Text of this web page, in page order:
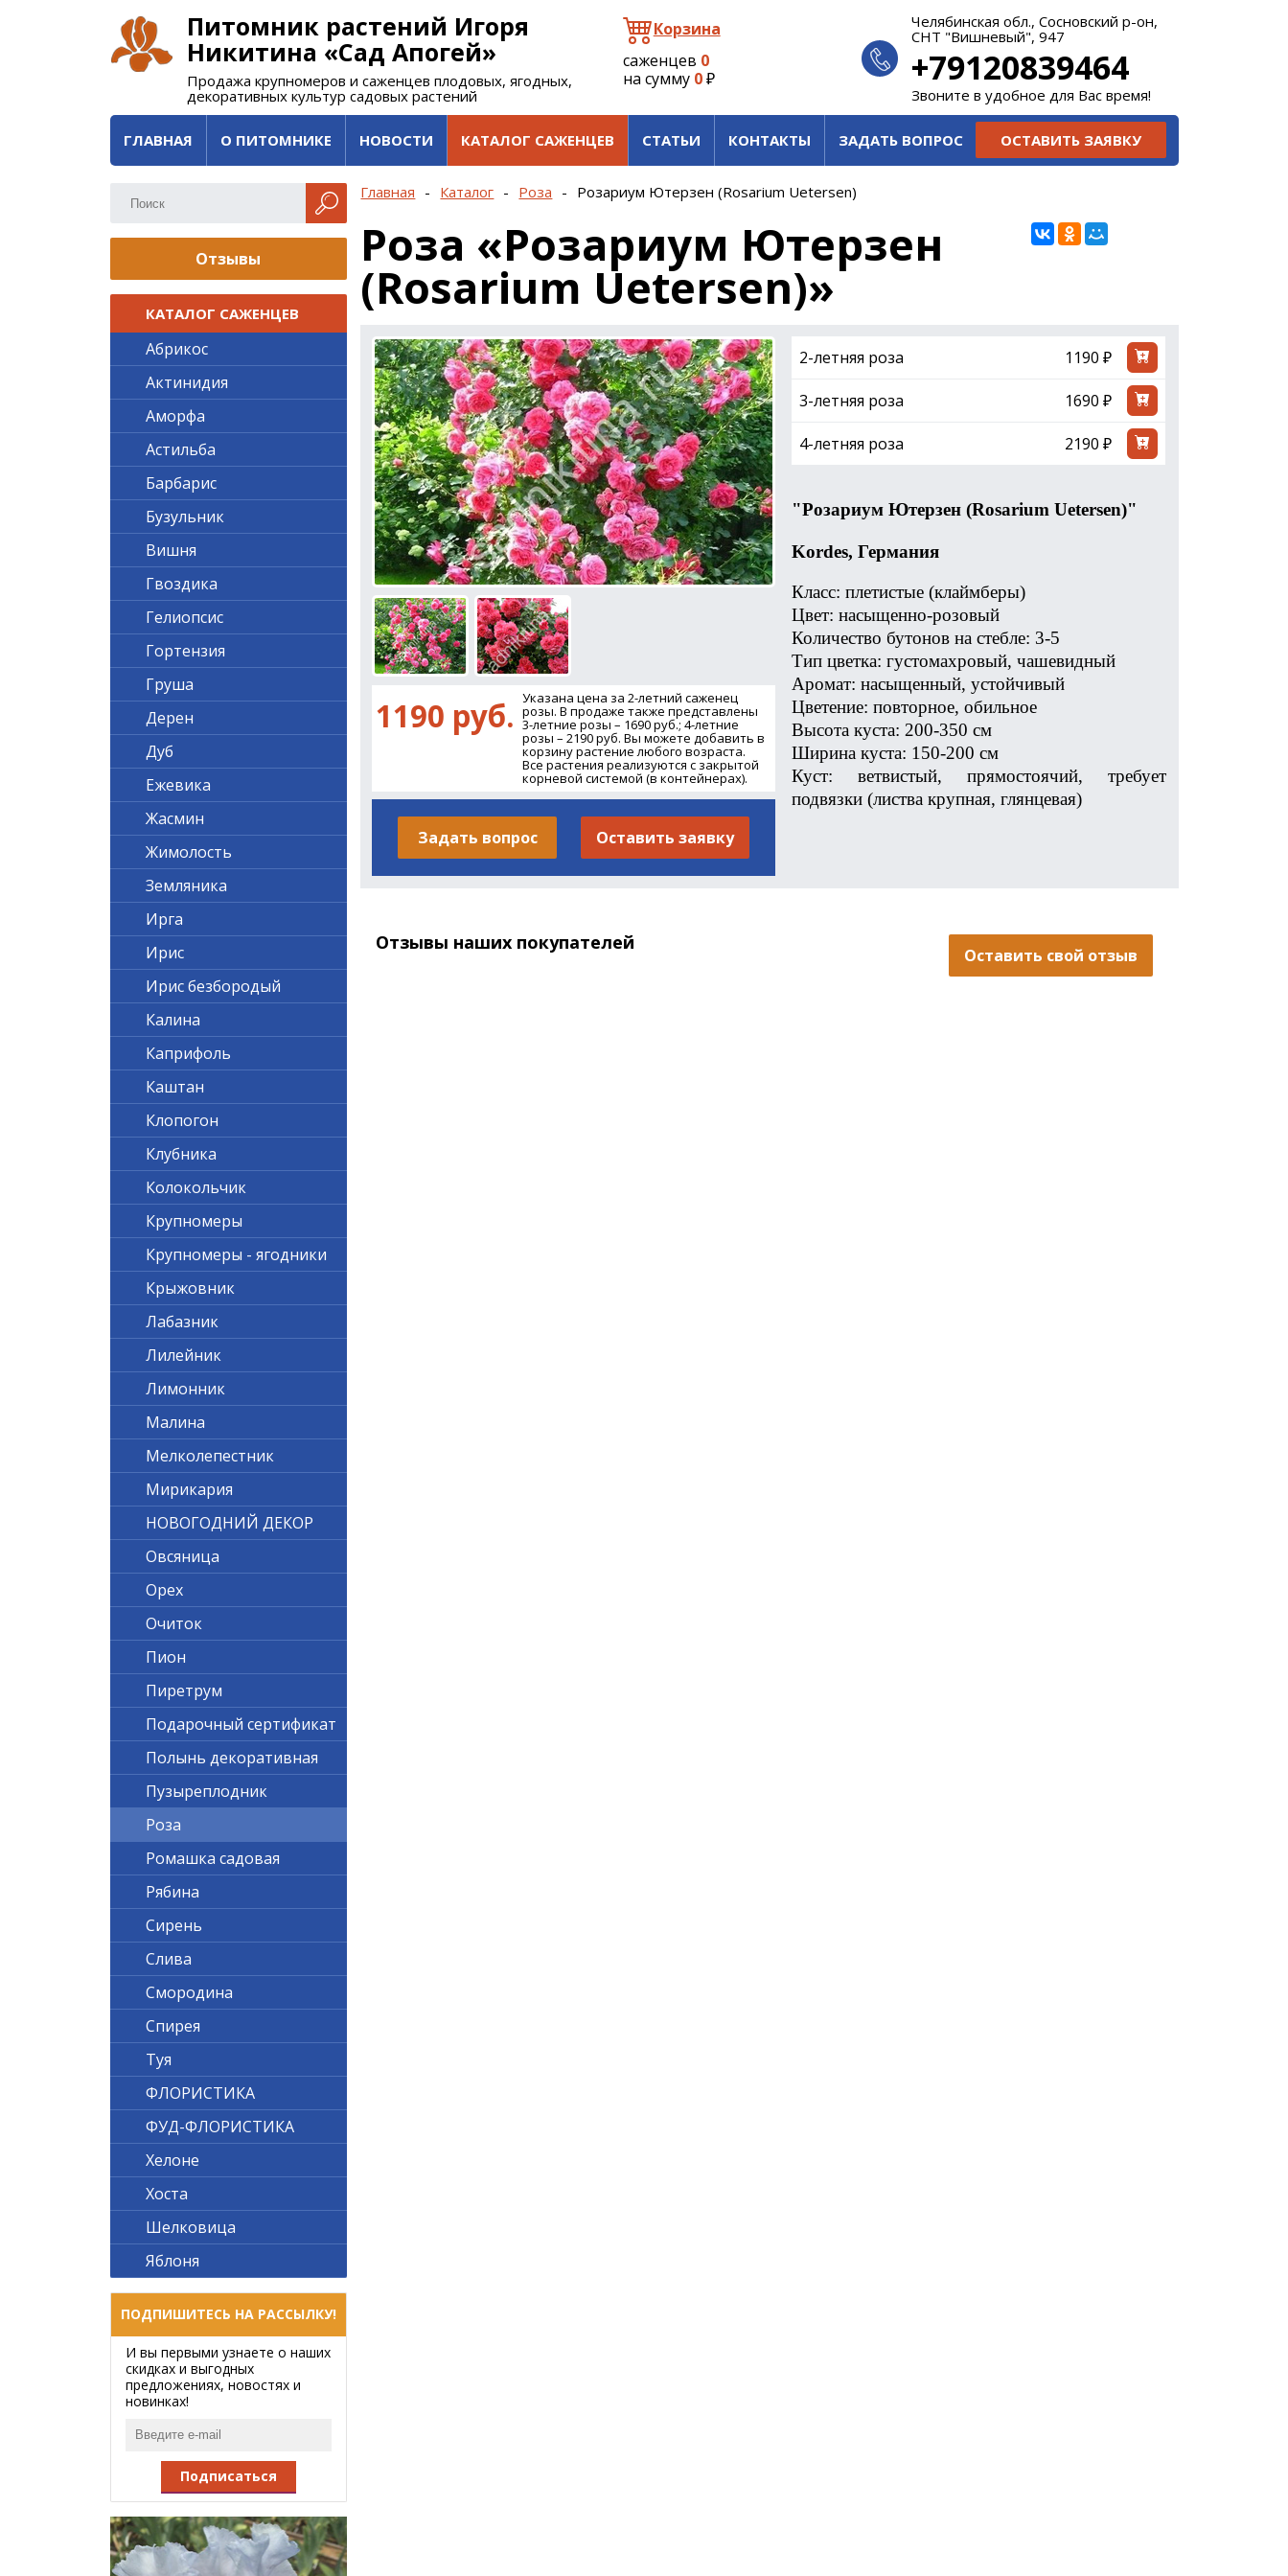
Питомник растений Игоря
Никитина «Сад Апогей»
Продажа крупномеров и саженцев плодовых, ягодных,
декоративных культур садовых растений
Челябинская обл., Сосновский р-он,
СНТ "Вишневый", 947
+79120839464
Звоните в удобное для Вас время!
Корзина
саженцев 0
на сумму 0₽
ГЛАВНАЯ О ПИТОМНИКЕ НОВОСТИ КАТАЛОГ САЖЕНЦЕВ СТАТЬИ КОНТАКТЫ ЗАДАТЬ ВОПРОС ОСТАВИТЬ ЗАЯВКУ
Главная - Каталог - Роза - Розариум Ютерзен (Rosarium Uetersen)
Роза «Розариум Ютерзен
(Rosarium Uetersen)»
1190 руб. Указана цена за 2-летний саженец
розы. В продаже также представлены
3-летние розы – 1690 руб.; 4-летние
розы – 2190 руб. Вы можете добавить в
корзину растение любого возраста.
Все растения реализуются с закрытой
корневой системой (в контейнерах).
Задать вопрос Оставить заявку
2-летняя роза 1190 ₽
3-летняя роза 1690 ₽
4-летняя роза 2190 ₽
"Розариум Ютерзен (Rosarium Uetersen)"
Kordes, Германия
Класс: плетистые (клаймберы)
Цвет: насыщенно-розовый
Количество бутонов на стебле: 3-5
Тип цветка: густомахровый, чашевидный
Аромат: насыщенный, устойчивый
Цветение: повторное, обильное
Высота куста: 200-350 см
Ширина куста: 150-200 см
Куст: ветвистый, прямостоячий, требует
подвязки (листва крупная, глянцевая)
Оставить свой отзыв
Отзывы наших покупателей
Отзывы
КАТАЛОГ САЖЕНЦЕВ
Абрикос
Актинидия
Аморфа
Астильба
Барбарис
Бузульник
Вишня
Гвоздика
Гелиопсис
Гортензия
Груша
Дерен
Дуб
Ежевика
Жасмин
Жимолость
Земляника
Ирга
Ирис
Ирис безбородый
Калина
Каприфоль
Каштан
Клопогон
Клубника
Колокольчик
Крупномеры
Крупномеры - ягодники
Крыжовник
Лабазник
Лилейник
Лимонник
Малина
Мелколепестник
Мирикария
НОВОГОДНИЙ ДЕКОР
Овсяница
Орех
Очиток
Пион
Пиретрум
Подарочный сертификат
Полынь декоративная
Пузыреплодник
Роза
Ромашка садовая
Рябина
Сирень
Слива
Смородина
Спирея
Туя
ФЛОРИСТИКА
ФУД-ФЛОРИСТИКА
Хелоне
Хоста
Шелковица
Яблоня
ПОДПИШИТЕСЬ НА РАССЫЛКУ!
И вы первыми узнаете о наших
скидках и выгодных
предложениях, новостях и
новинках!
Подписаться